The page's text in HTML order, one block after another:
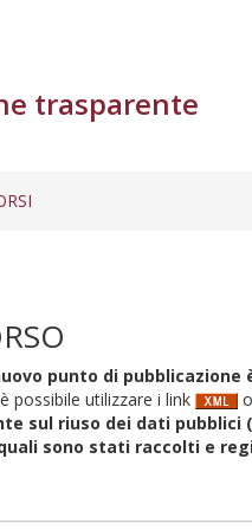
trasparente
punto di
possibile utilizzare i link
sul riuso dei dati pubblici
sono stati raccolti e